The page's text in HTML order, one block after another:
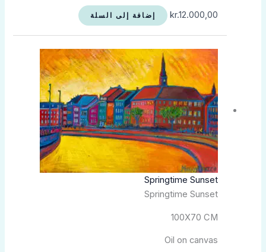
kr.12.000,00 إضافة إلى السلة
Springtime Sunset
Springtime Sunset
100X70 CM
Oil on canvas